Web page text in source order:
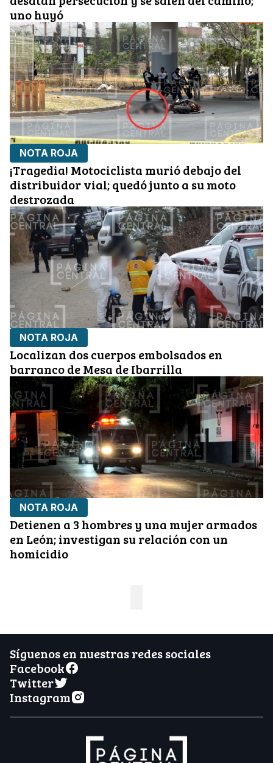
uno huyó
NOTA ROJA
¡Tragedia! Motociclista murió debajo del
distribuidor vial; quedó junto a su moto
destrozada
NOTA ROJA
Localizan dos cuerpos embolsados en
barranco de Mesa de Ibarrilla
NOTA ROJA
Detienen a 3 hombres y una mujer armados
en León; investigan su relación con un
homicidio
Síguenos en nuestras redes sociales
Facebook
Twitter
Instagram